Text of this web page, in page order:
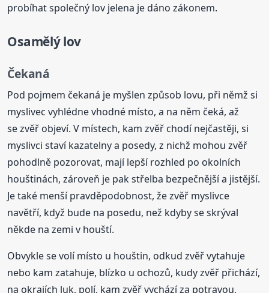
probíhat společný lov jelena je dáno zákonem.
Osamělý lov
Čekaná
Pod pojmem čekaná je myšlen způsob lovu, při němž si
myslivec vyhlédne vhodné místo, a na něm čeká, až
se zvěř objeví. V místech, kam zvěř chodí nejčastěji, si
myslivci staví kazatelny a posedy, z nichž mohou zvěř
pohodlně pozorovat, mají lepší rozhled po okolních
houštinách, zároveň je pak střelba bezpečnější a jistější.
Je také menší pravděpodobnost, že zvěř myslivce
navětří, když bude na posedu, než kdyby se skrýval
někde na zemi v houští.
Obvykle se volí místo u houštin, odkud zvěř vytahuje
nebo kam zatahuje, blízko u ochozů, kudy zvěř přichází,
na okrajích luk, polí, kam zvěř vychází za potravou,